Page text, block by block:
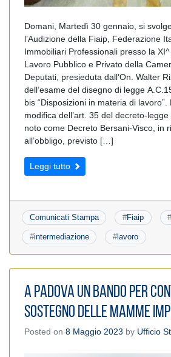
Domani, Martedì 30 gennaio, si
l’Audizione della Fiaip, Federazione
Immobiliari Professionali presso la
Lavoro Pubblico e Privato della
Deputati, presieduta dall’On. Walter
dell’esame del disegno di legge
bis “Disposizioni in materia di
modifica dell’art. 35 del decreto-legge
noto come Decreto Bersani-Visco, in
all’obbligo, previsto […]
Leggi tutto
Comunicati Stampa #Fiaip
#intermediazione #lavoro
A Padova un bando per
sostegno delle mamme
Posted on 8 Maggio 2023 by Ufficio